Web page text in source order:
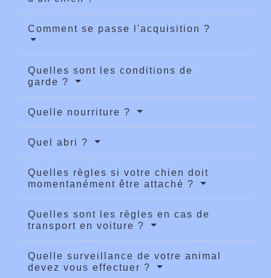
Comment se passe l'acquisition ?
Quelles sont les conditions de
garde ?
Quelle nourriture ?
Quel abri ?
Quelles règles si votre chien doit
momentanément être attaché ?
Quelles sont les règles en cas de
transport en voiture ?
Quelle surveillance de votre animal
devez vous effectuer ?